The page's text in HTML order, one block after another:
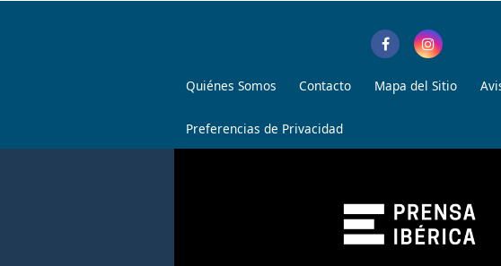
Quiénes Somos Contacto Mapa del Sitio
Preferencias de Privacidad